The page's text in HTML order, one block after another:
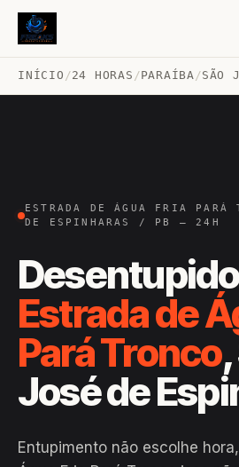
INÍCIO /24 HORAS /PARAÍBA /SÃO
ESTRADA DE ÁGUA FRIA PARÁ
DE ESPINHARAS / PB — 24H
Estrada de
Pará Tronco
José de
Entupimento não escolhe